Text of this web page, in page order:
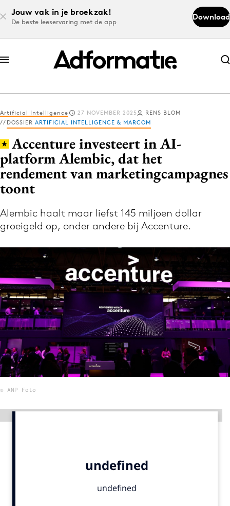
Jouw vak in je broekzak!
De beste leeservaring met de app
Download
Abonneer nu
Abonneer nu
Log in
Download de app
Volg het laatste nieuws via de Adformatie
Menu
Home
9 sept: GenAI-training
12 nov: MarketingLive!
Adverteren
Events
Opleidingen
Artificial Intelligence 27 NOVEMBER 2025
RENS BLOM
DOSSIER ARTIFICIAL INTELLIGENCE & MARCOM
Accenture investeert in AI-
platform Alembic, dat het
rendement van marketingcampagnes
toont
Alembic haalt maar liefst 145 miljoen dollar
groeigeld op, onder andere bij Accenture.
© ANP Foto